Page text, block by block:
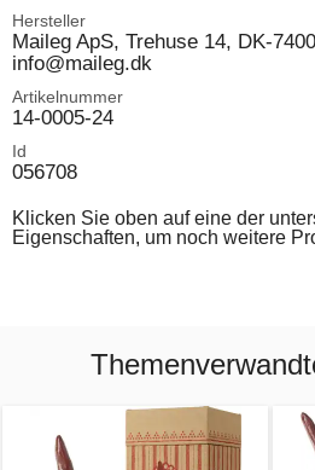
Hersteller
Maileg ApS, Trehuse 14, DK-
info@maileg.dk
Artikelnummer
14-0005-24
Id
056708
Klicken Sie oben auf eine der
Eigenschaften, um noch weitere